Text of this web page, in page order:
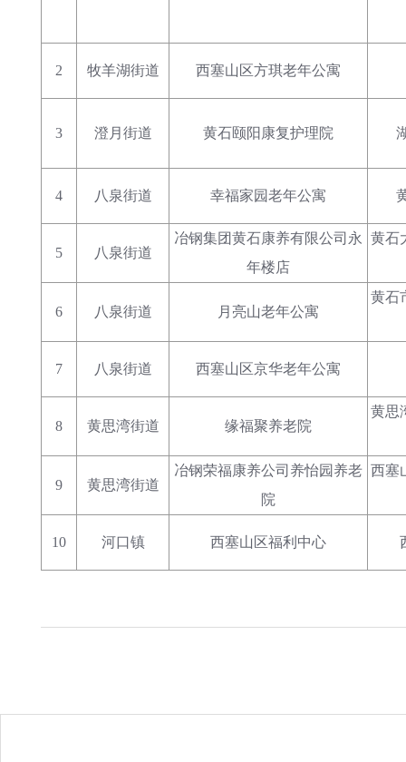
2 牧羊湖街道 西塞山区方琪老年公寓
3 澄月街道 黄石颐阳康复护理院
4 八泉街道 幸福家园老年公寓
5 八泉街道
冶钢集团黄石康养有限公司永
年楼店
黄石
6 八泉街道 月亮山老年公寓
黄石
7 八泉街道 西塞山区京华老年公寓
8 黄思湾街道 缘福聚养老院
黄思
9 黄思湾街道
冶钢荣福康养公司养怡园养老
院
西塞
10 河口镇 西塞山区福利中心